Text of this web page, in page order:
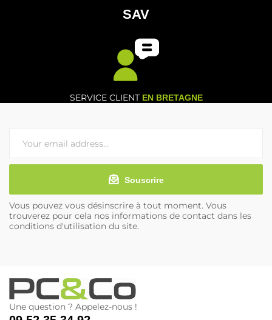
SAV
SERVICE CLIENT EN BRETAGNE
Souscrire
Vous pouvez vous désinscrire à tout moment. Vous
trouverez pour cela nos informations de contact dans les
conditions d'utilisation du site.
Une question ? Appelez-nous !